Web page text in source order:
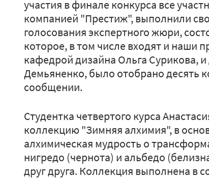
участия в финале конкурса все
компанией "Престиж", выполнили
голосования экспертного жюри,
которое, в том числе входят и наши
кафедрой дизайна Ольга Сурикова,
Демьяненко, было отобрано десять
сообщении.
Студентка четвертого курса
коллекцию "Зимняя алхимия", в
алхимическая мудрость о
нигредо (чернота) и альбедо
друг друга. Коллекция выполнена в